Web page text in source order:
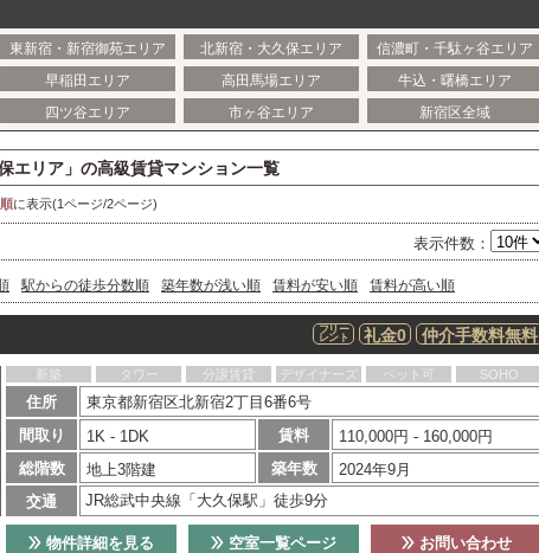
東新宿・新宿御苑エリア 北新宿・大久保エリア
信濃町・千駄ヶ谷エリア
早稲田エリア 高田馬場エリア
牛込・曙橋エリア
四ツ谷エリア 市ヶ谷エリア 新宿区全域
エリア」の高級賃貸マンション一覧
に表示(1ページ/2ページ)
表示件数：
駅からの徒歩分数順 築年数が浅い順 賃料が安い順 賃料が高い順
仲介手数料無料
礼金0
フリー
レント
新築 タワー 分譲賃貸 デザイナーズ ペット可 SOHO
住所
東京都新宿区北新宿2丁目6番6号
間取り
1K - 1DK 賃料
110,000円 - 160,000円
総階数
地上3階建 築年数
2024年9月
交通
JR総武中央線「大久保駅」徒歩9分
お問い合わせ
空室一覧ページ
物件詳細を見る